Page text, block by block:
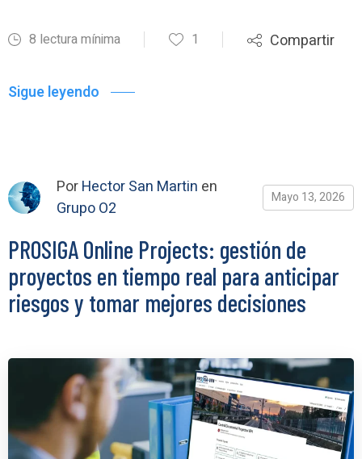
8 lectura mínima 1 Compartir
Sigue leyendo
PorHector San Martin en
Grupo O2
Mayo 13, 2026
PROSIGA Online Projects: gestión de
proyectos en tiempo real para anticipar
riesgos y tomar mejores decisiones